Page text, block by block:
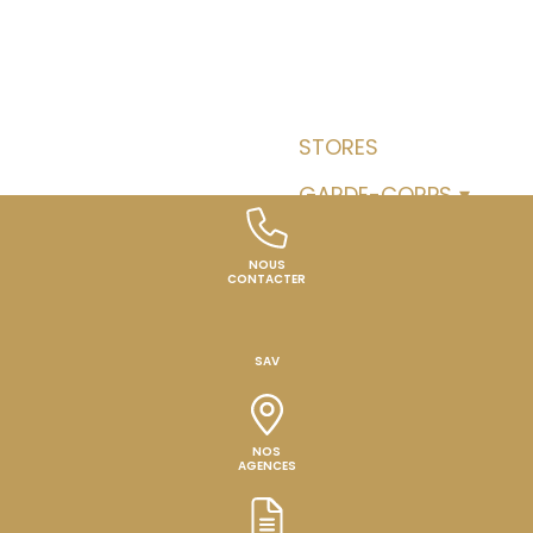
STORES
GARDE-CORPS
NOUS
CONTACTER
SAV
NOS
AGENCES